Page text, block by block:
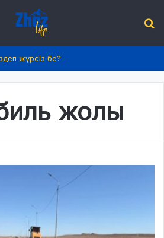
жүрсіз бе?
жолы